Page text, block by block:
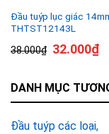
Đầu tuýp lục giác
THTST12143L
38.000₫ 32.000₫
DANH MỤC
Đầu tuýp các loại